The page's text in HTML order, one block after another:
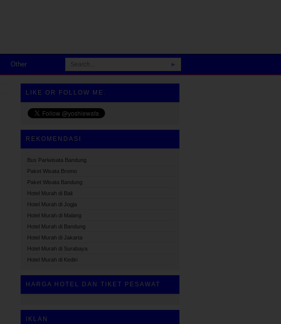
Other ►
LIKE OR FOLLOW ME.
REKOMENDASI
Bus Pariwisata Bandung
Paket Wisata Bromo
Paket Wisata Bandung
Hotel Murah di Bali
Hotel Murah di Jogja
Hotel Murah di Malang
Hotel Murah di Bandung
Hotel Murah di Jakarta
Hotel Murah di Surabaya
Hotel Murah di Kediri
HARGA HOTEL DAN TIKET PESAWAT
IKLAN